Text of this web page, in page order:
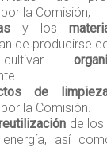
la Comisión;
y los
de producirse
de
la Comisión.
de
así